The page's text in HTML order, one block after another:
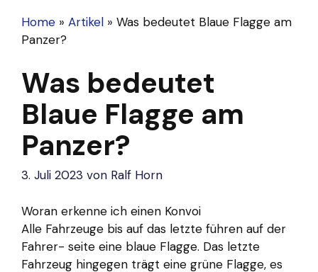
Home » Artikel » Was bedeutet Blaue Flagge am
Panzer?
Was bedeutet
Blaue Flagge am
Panzer?
3. Juli 2023 von Ralf Horn
Woran erkenne ich einen Konvoi
Alle Fahrzeuge bis auf das letzte führen auf der
Fahrer- seite eine blaue Flagge. Das letzte
Fahrzeug hingegen trägt eine grüne Flagge, es